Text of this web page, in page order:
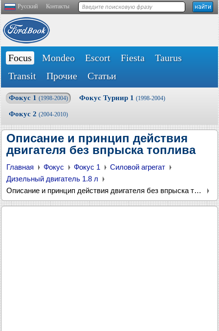
Русский Контакты
Focus Mondeo Escort Fiesta
Taurus
Transit
Прочие Статьи
Фокус 1 (1998-2004) Фокус Турнир 1 (1998-2004)
Фокус 2 (2004-2010)
Описание и принцип действия
двигателя без впрыска топлива
Главная Фокус Фокус 1
Силовой агрегат
Дизельный двигатель 1.8 л
Описание и принцип действия двигателя без впрыска топлива